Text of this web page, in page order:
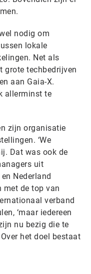
nodig om
lokale
Net als
techbedrijven
aan Gaia-X.
allerminst te
zijn organisatie
‘We
Dat was ook de
uit
Nederland
met de top van
verband
‘maar iedereen
nu bezig die te
het doel bestaat